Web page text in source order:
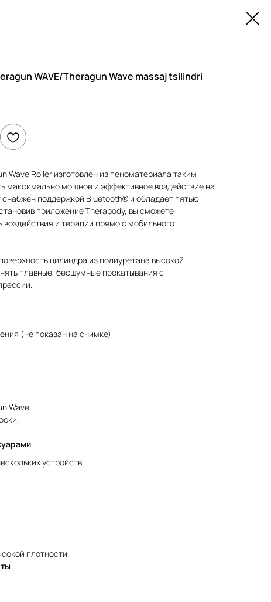
WAVE/Theragun Wave massaj tsilindri
Wave Roller изготовлен из пеноматериала таким
максимально мощное и эффективное воздействие на
поддержкой Bluetooth® и обладает пятью
приложение Therabody, вы сможете
воздействия и терапии прямо с мобильного
цилиндра из полиуретана высокой
плавные, бесшумные прокатывания с
(не показан на снимке)
Wave,
устройств.
плотности.